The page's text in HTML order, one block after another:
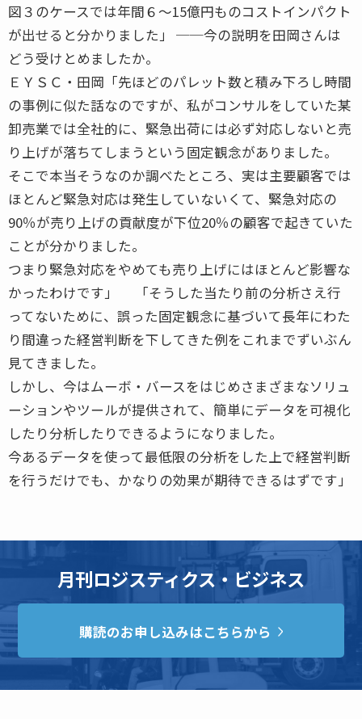
図３のケースでは年間６〜15億円ものコストインパクト
が出せると分かりました」 ──今の説明を田岡さんは
どう受けとめましたか。
ＥＹＳＣ・田岡「先ほどのパレット数と積み下ろし時間
の事例に似た話なのですが、私がコンサルをしていた某
卸売業では全社的に、緊急出荷には必ず対応しないと売
り上げが落ちてしまうという固定観念がありました。
そこで本当そうなのか調べたところ、実は主要顧客では
ほとんど緊急対応は発生していないくて、緊急対応の
90％が売り上げの貢献度が下位20％の顧客で起きていた
ことが分かりました。
つまり緊急対応をやめても売り上げにはほとんど影響な
かったわけです」 「そうした当たり前の分析さえ行
ってないために、誤った固定観念に基づいて長年にわた
り間違った経営判断を下してきた例をこれまでずいぶん
見てきました。
しかし、今はムーボ・バースをはじめさまざまなソリュ
ーションやツールが提供されて、簡単にデータを可視化
したり分析したりできるようになりました。
今あるデータを使って最低限の分析をした上で経営判断
を行うだけでも、かなりの効果が期待できるはずです」
月刊ロジスティクス・ビジネス
購読のお申し込みはこちらから